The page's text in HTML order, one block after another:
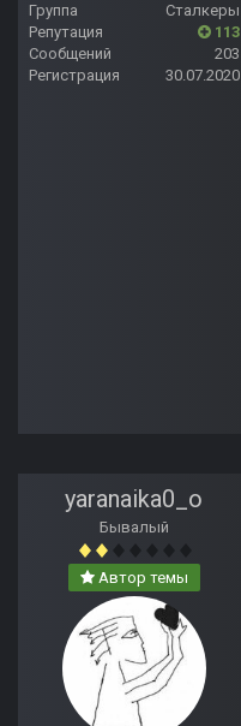
Группа
Сталкеры
Репутация
113
Сообщений
203
Регистрация
30.07.2020
yaranaika0_o
Бывалый
Автор темы